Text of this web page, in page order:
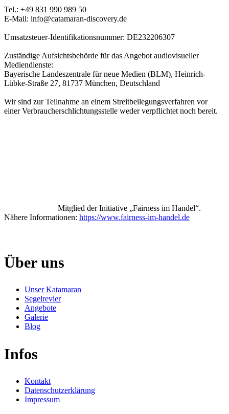
Tel.: +49 831 990 989 50
E-Mail: info@catamaran-discovery.de
Umsatzsteuer-Identifikationsnummer: DE232206307
Zuständige Aufsichtsbehörde für das Angebot audiovisueller
Mediendienste:
Bayerische Landeszentrale für neue Medien (BLM), Heinrich-
Lübke-Straße 27, 81737 München, Deutschland
Wir sind zur Teilnahme an einem Streitbeilegungsverfahren vor
einer Verbraucherschlichtungsstelle weder verpflichtet noch bereit.
Mitglied der Initiative „Fairness im Handel“.
Nähere Informationen: https://www.fairness-im-handel.de
Über uns
Unser Katamaran
Segelrevier
Angebote
Galerie
Blog
Infos
Kontakt
Datenschutzerklärung
Impressum